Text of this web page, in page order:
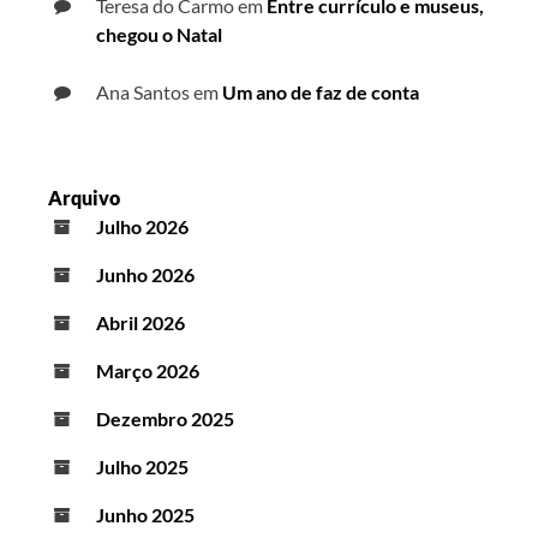
Teresa do Carmoem Entre currículo e museus,
chegou o Natal
Ana Santosem Um ano de faz de conta
Arquivo
Julho 2026
Junho 2026
Abril 2026
Março 2026
Dezembro 2025
Julho 2025
Junho 2025